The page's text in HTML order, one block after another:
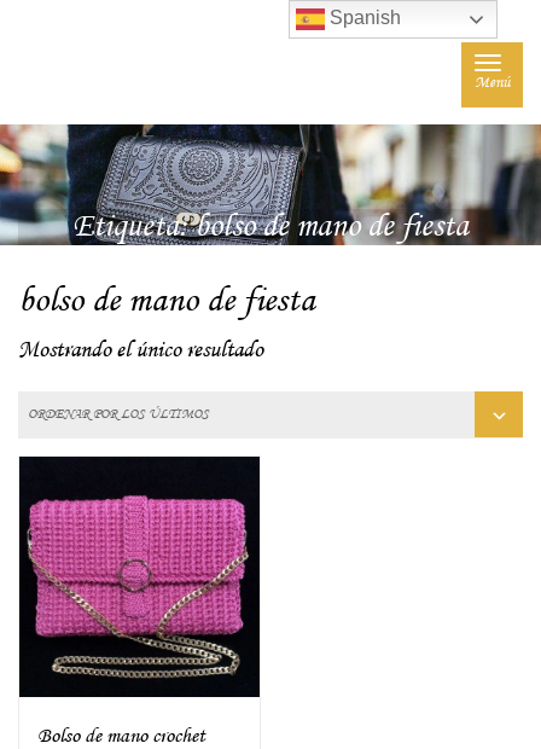
Toggle
Menú
Etiqueta:bolso de mano de fiesta
bolso de mano de fiesta
Mostrando el único resultado
Bolso de mano crochet
Spanish